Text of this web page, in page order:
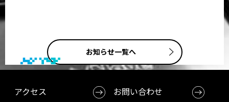
お知らせ一覧へ
アクセス お問い合わせ